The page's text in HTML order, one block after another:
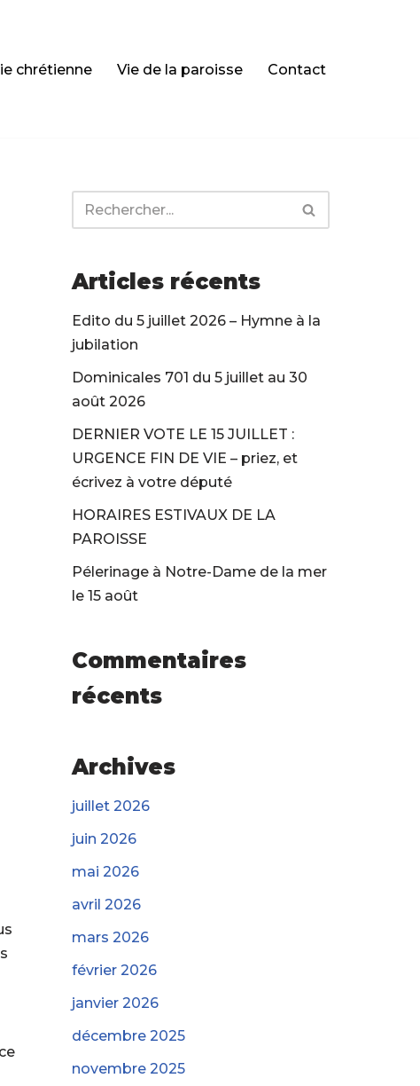
chrétienne Vie de la paroisse Contact
Articles récents
Edito du 5 juillet 2026 – Hymne à la
jubilation
Dominicales 701 du 5 juillet au 30
août 2026
DERNIER VOTE LE 15 JUILLET :
URGENCE FIN DE VIE – priez, et
écrivez à votre député
HORAIRES ESTIVAUX DE LA
PAROISSE
Pélerinage à Notre-Dame de la mer
le 15 août
Commentaires
récents
Archives
juillet 2026
juin 2026
mai 2026
avril 2026
mars 2026
février 2026
janvier 2026
décembre 2025
novembre 2025